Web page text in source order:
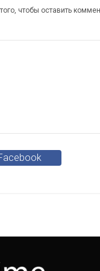
чтобы оставить